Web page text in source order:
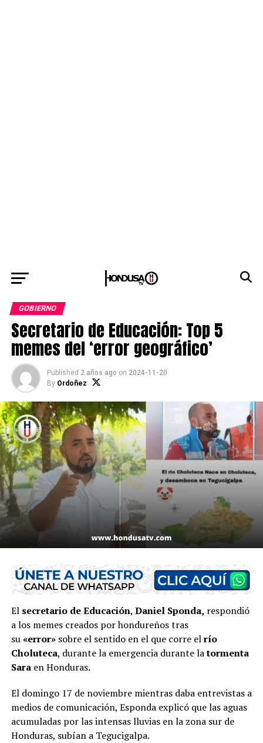
GOBIERNO
Secretario de Educación: Top 5
memes del ‘error geográfico’
Published 2 años ago on 2024-11-20
By Ordoñez
El secretario de Educación, Daniel Sponda, respondió
a los memes creados por hondureños tras
su«error»sobre el sentido en el que corre elrío
Choluteca, durante la emergencia durante latormenta
Saraen Honduras.
El domingo 17 de noviembre mientras daba entrevistas a
medios de comunicación, Esponda explicó que las aguas
acumuladas por las intensas lluvias en la zona sur de
Honduras, subían a Tegucigalpa.